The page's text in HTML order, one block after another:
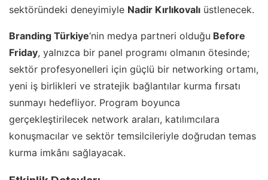
sektöründeki deneyimiyle Nadir Kırlıkovalı üstlenecek.
Branding Türkiye‘nin medya partneri olduğu Before
Friday, yalnızca bir panel programı olmanın ötesinde;
sektör profesyonelleri için güçlü bir networking ortamı,
yeni iş birlikleri ve stratejik bağlantılar kurma fırsatı
sunmayı hedefliyor. Program boyunca
gerçekleştirilecek network araları, katılımcılara
konuşmacılar ve sektör temsilcileriyle doğrudan temas
kurma imkânı sağlayacak.